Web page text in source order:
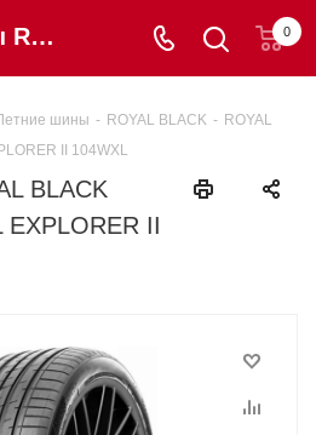
Летние шины ROYAL BLACK 235/55 R18 ROYAL EXPLORER II 104WXL купить в интернет-магазине «Шинторг» в Калининграде 0
шины - ROYAL BLACK - ROYAL
II 104WXL
BLACK
EXPLORER II